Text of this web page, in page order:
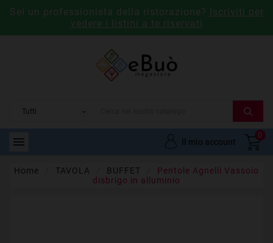
Sei un professionista della ristorazione? Iscriviti per
vedere i listini a te riservati
 Il mio account
0
Home TAVOLA BUFFET
Pentole Agnelli Vassoio
disbrigo in alluminio